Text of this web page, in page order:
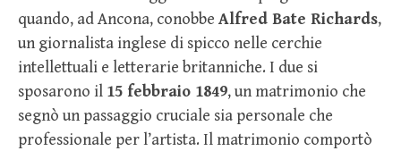
quando, ad Ancona, conobbe Alfred Bate Richards,
un giornalista inglese di spicco nelle cerchie
intellettuali e letterarie britanniche. I due si
sposarono il 15 febbraio 1849, un matrimonio che
segnò un passaggio cruciale sia personale che
professionale per l’artista. Il matrimonio comportò